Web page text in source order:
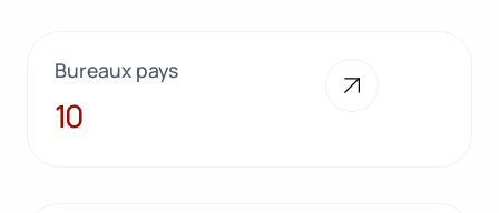
Bureaux pays
10
10